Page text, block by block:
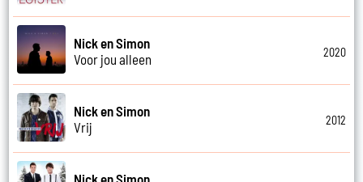
Nick en Simon
Voor jou alleen
2020
Nick en Simon
Vrij
2012
Nick en Simon